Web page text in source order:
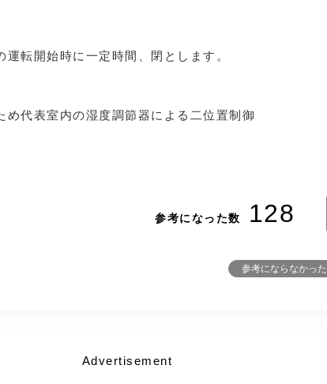
転開始時に一定時間、閉とします。
代表室内の湿度調節器による二位置制御
参考になった数 128
参考にならなかった
Advertisement